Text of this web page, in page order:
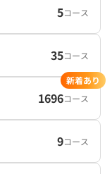
5コース
35コース
1696コース
新着あり
9コース